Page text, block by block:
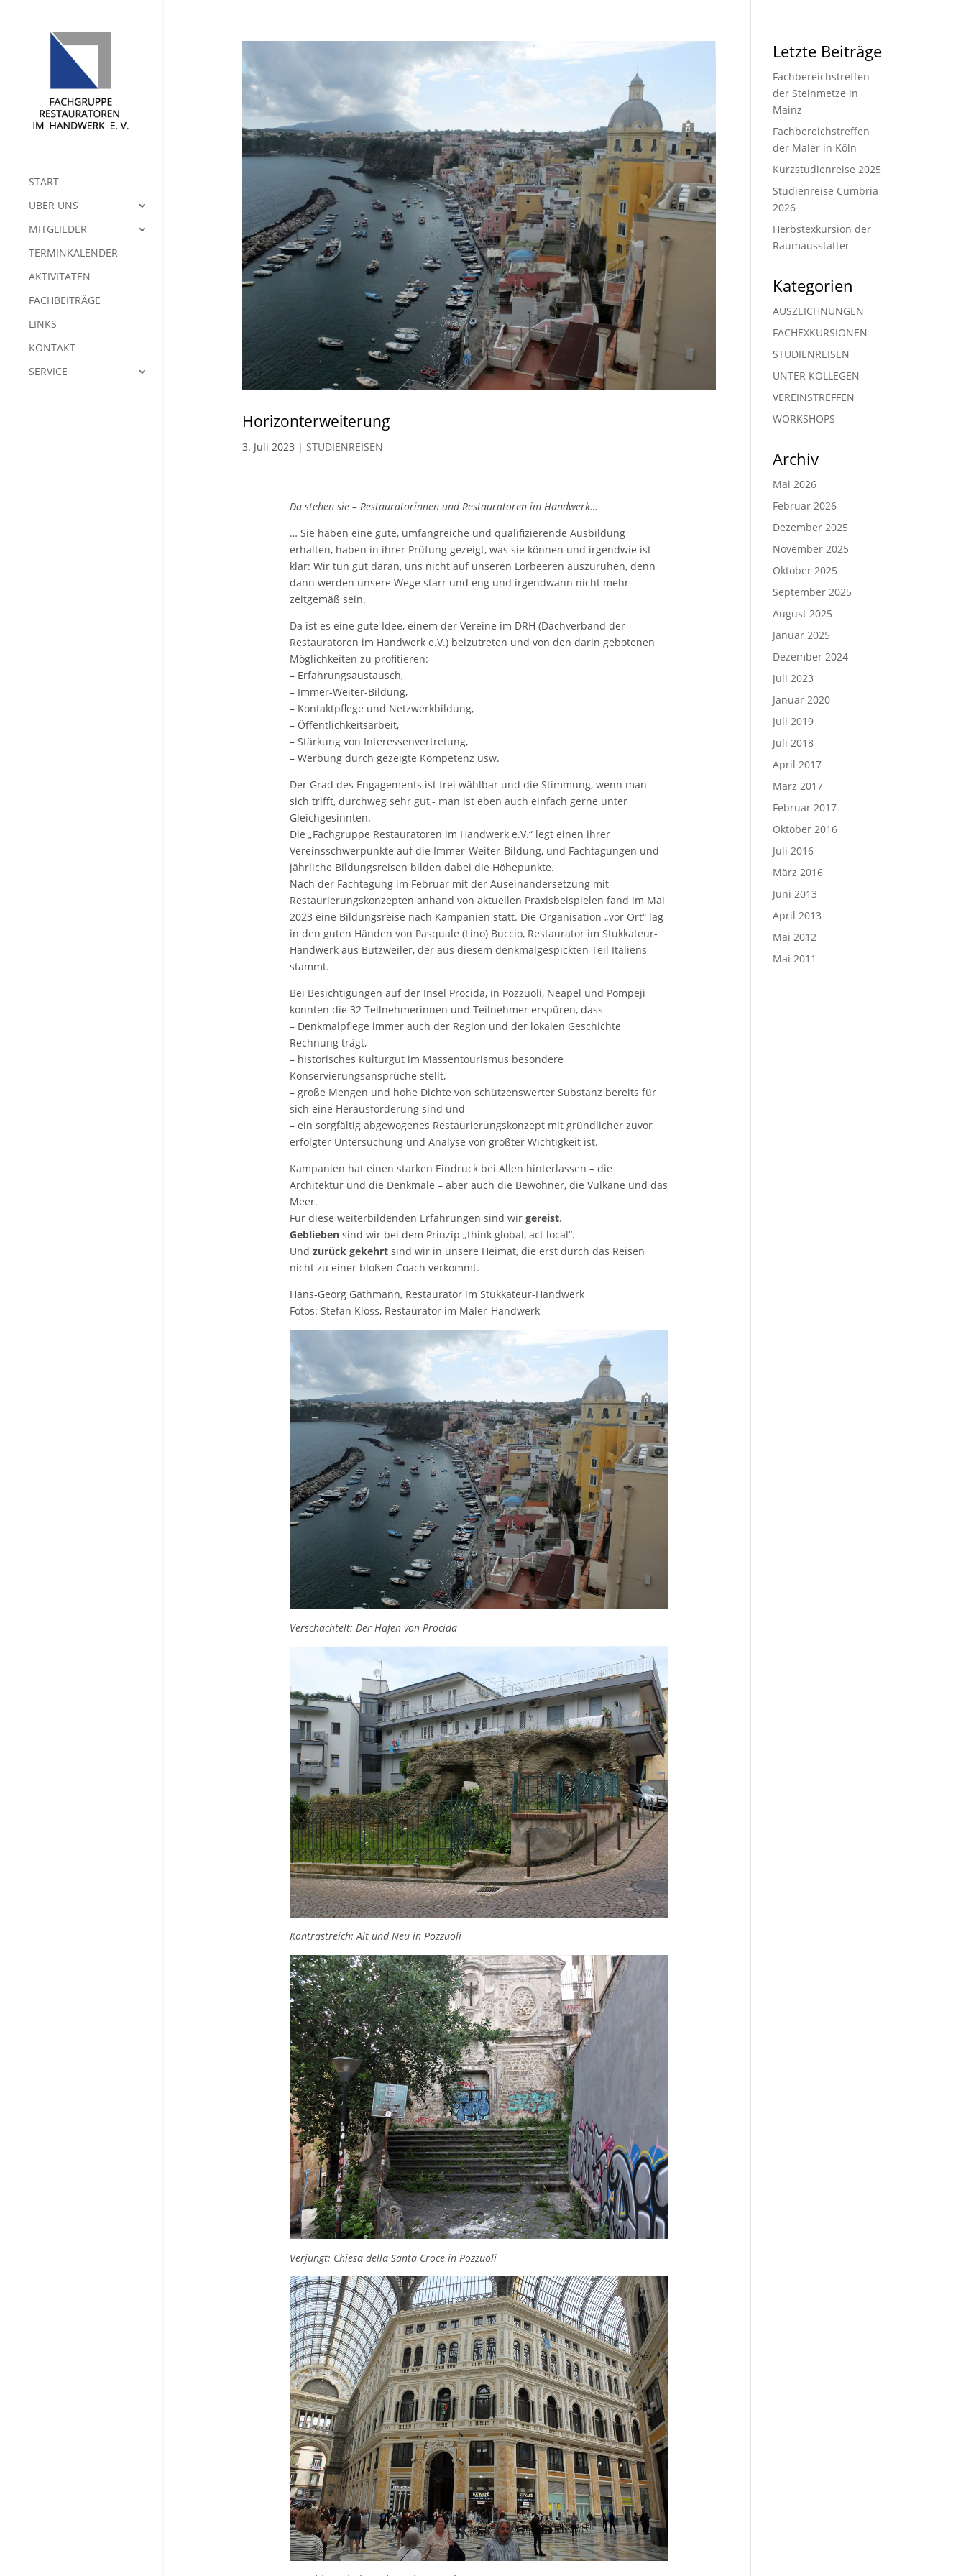
START
ÜBER UNS
MITGLIEDER
TERMINKALENDER
AKTIVITÄTEN
FACHBEITRÄGE
LINKS
KONTAKT
SERVICE
Horizonterweiterung
3. Juli 2023 | STUDIENREISEN
Da stehen sie – Restauratorinnen und Restauratoren im Handwerk…
… Sie haben eine gute, umfangreiche und qualifizierende Ausbildung
erhalten, haben in ihrer Prüfung gezeigt, was sie können und irgendwie ist
klar: Wir tun gut daran, uns nicht auf unseren Lorbeeren auszuruhen, denn
dann werden unsere Wege starr und eng und irgendwann nicht mehr
zeitgemäß sein.
Da ist es eine gute Idee, einem der Vereine im DRH (Dachverband der
Restauratoren im Handwerk e.V.) beizutreten und von den darin gebotenen
Möglichkeiten zu profitieren:
– Erfahrungsaustausch,
– Immer-Weiter-Bildung,
– Kontaktpflege und Netzwerkbildung,
– Öffentlichkeitsarbeit,
– Stärkung von Interessenvertretung,
– Werbung durch gezeigte Kompetenz usw.
Der Grad des Engagements ist frei wählbar und die Stimmung, wenn man
sich trifft, durchweg sehr gut,- man ist eben auch einfach gerne unter
Gleichgesinnten.
Die „Fachgruppe Restauratoren im Handwerk e.V.“ legt einen ihrer
Vereinsschwerpunkte auf die Immer-Weiter-Bildung, und Fachtagungen und
jährliche Bildungsreisen bilden dabei die Höhepunkte.
Nach der Fachtagung im Februar mit der Auseinandersetzung mit
Restaurierungskonzepten anhand von aktuellen Praxisbeispielen fand im Mai
2023 eine Bildungsreise nach Kampanien statt. Die Organisation „vor Ort“ lag
in den guten Händen von Pasquale (Lino) Buccio, Restaurator im Stukkateur-
Handwerk aus Butzweiler, der aus diesem denkmalgespickten Teil Italiens
stammt.
Bei Besichtigungen auf der Insel Procida, in Pozzuoli, Neapel und Pompeji
konnten die 32 Teilnehmerinnen und Teilnehmer erspüren, dass
– Denkmalpflege immer auch der Region und der lokalen Geschichte
Rechnung trägt,
– historisches Kulturgut im Massentourismus besondere
Konservierungsansprüche stellt,
– große Mengen und hohe Dichte von schützenswerter Substanz bereits für
sich eine Herausforderung sind und
– ein sorgfältig abgewogenes Restaurierungskonzept mit gründlicher zuvor
erfolgter Untersuchung und Analyse von größter Wichtigkeit ist.
Kampanien hat einen starken Eindruck bei Allen hinterlassen – die
Architektur und die Denkmale – aber auch die Bewohner, die Vulkane und das
Meer.
Für diese weiterbildenden Erfahrungen sind wir gereist.
Gebliebensind wir bei dem Prinzip „think global, act local“.
Und zurück gekehrt sind wir in unsere Heimat, die erst durch das Reisen
nicht zu einer bloßen Coach verkommt.
Hans-Georg Gathmann, Restaurator im Stukkateur-Handwerk
Fotos: Stefan Kloss, Restaurator im Maler-Handwerk
Verschachtelt: Der Hafen von Procida
Kontrastreich: Alt und Neu in Pozzuoli
Verjüngt: Chiesa della Santa Croce in Pozzuoli
Letzte Beiträge
Fachbereichstreffen
der Steinmetze in
Mainz
Fachbereichstreffen
der Maler in Köln
Kurzstudienreise 2025
Studienreise Cumbria
2026
Herbstexkursion der
Raumausstatter
Kategorien
AUSZEICHNUNGEN
FACHEXKURSIONEN
STUDIENREISEN
UNTER KOLLEGEN
VEREINSTREFFEN
WORKSHOPS
Archiv
Mai 2026
Februar 2026
Dezember 2025
November 2025
Oktober 2025
September 2025
August 2025
Januar 2025
Dezember 2024
Juli 2023
Januar 2020
Juli 2019
Juli 2018
April 2017
März 2017
Februar 2017
Oktober 2016
Juli 2016
März 2016
Juni 2013
April 2013
Mai 2012
Mai 2011